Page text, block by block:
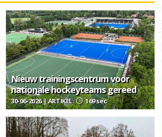
Nieuw trainingscentrum voor
nationale hockeyteams gereed
30-06-2026 | ARTIKEL 169 sec